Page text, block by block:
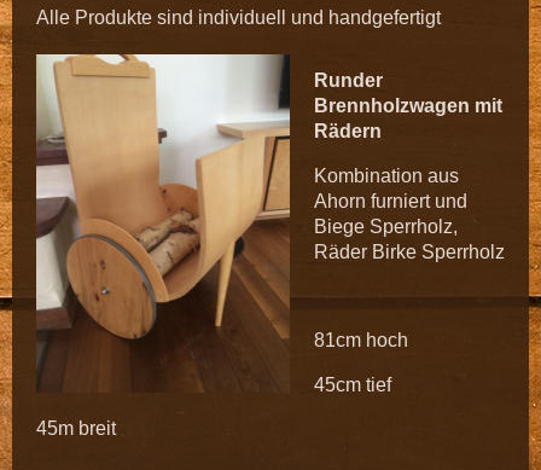
Alle Produkte sind individuell und handgefertigt
Runder
Brennholzwagen mit
Rädern
Kombination aus
Ahorn furniert und
Biege Sperrholz,
Räder Birke Sperrholz
81cm hoch
45cm tief
45m breit